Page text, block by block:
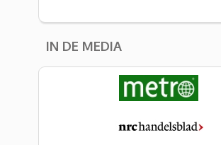
IN DE MEDIA